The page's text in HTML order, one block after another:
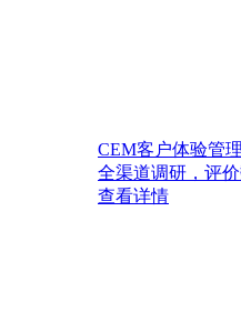
CEM客户体验管理
全渠道调研，评
查看详情